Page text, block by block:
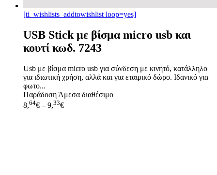
[ti_wishlists_addtowishlist loop=yes]
USB Stick με βίσμα micro usb και
κουτί κωδ. 7243
Usb με βίσμα micro usb για σύνδεση με κινητό, κατάλληλο
για ιδιωτική χρήση, αλλά και για εταιρικό δώρο. Ιδανικό για
φωτο...
Παράδοση Άμεσα διαθέσιμο
8,64€ – 9,33€